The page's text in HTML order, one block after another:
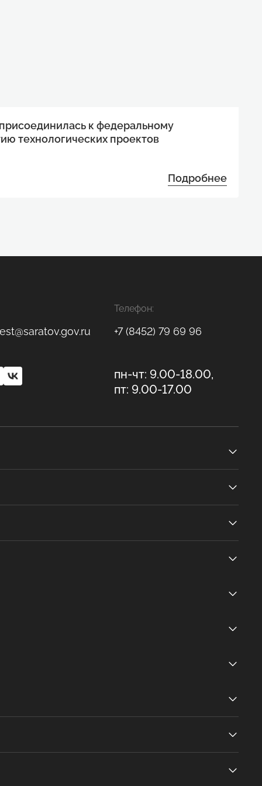
к федеральному
технологических проектов
Подробнее
Телефон:
+7 (8452) 79 69 96
пн-чт: 9.00-18.00,
пт: 9.00-17.00